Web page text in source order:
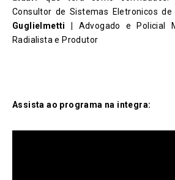
Consultor de Sistemas Eletronicos de
Guglielmetti
Advogado e Policial
Radialista e Produtor
Assista ao programa na integra: